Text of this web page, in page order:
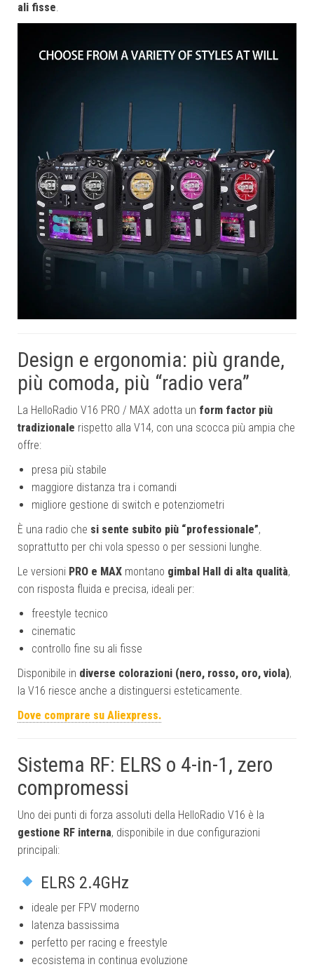
ali fisse.
Design e ergonomia: più grande,
più comoda, più “radio vera”
La HelloRadio V16 PRO / MAX adotta un form factor più
tradizionale rispetto alla V14, con una scocca più ampia che
offre:
presa più stabile
maggiore distanza tra i comandi
migliore gestione di switch e potenziometri
È una radio che si sente subito più “professionale”,
soprattutto per chi vola spesso o per sessioni lunghe.
Le versioni PRO e MAX montano gimbal Hall di alta qualità,
con risposta fluida e precisa, ideali per:
freestyle tecnico
cinematic
controllo fine su ali fisse
Disponibile in diverse colorazioni (nero, rosso, oro, viola),
la V16 riesce anche a distinguersi esteticamente.
Dove comprare su Aliexpress.
Sistema RF: ELRS o 4-in-1, zero
compromessi
Uno dei punti di forza assoluti della HelloRadio V16 è la
gestione RF interna, disponibile in due configurazioni
principali:
ELRS 2.4GHz
ideale per FPV moderno
latenza bassissima
perfetto per racing e freestyle
ecosistema in continua evoluzione